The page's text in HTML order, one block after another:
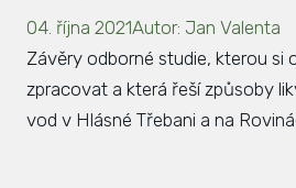
04. října 2021Autor: Jan Valenta
Závěry odborné studie, kterou si
zpracovat a která řeší způsoby
vod v Hlásné Třebani a na